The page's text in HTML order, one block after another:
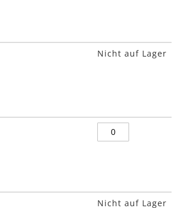
Nicht auf Lager
Nicht auf Lager